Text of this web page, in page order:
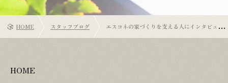
HOME スタッフブログ エスコネの家づくりを支える人にインタビュ
HOME